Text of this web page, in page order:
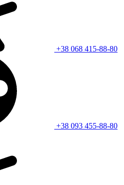
+38 068 415-88-80
+38 093 455-88-80